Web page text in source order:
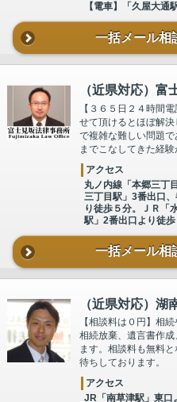
【電車】「久屋大通
一括メール相
（近県対応）富
【３６５日２４時間
せて頂けるとほぼ解
で複雑な難しい問題
までこなしてきた経
アクセス
丸ノ内線「本郷三丁
三丁目駅」3番出口
り徒歩５分。ＪＲ「
駅」2番出口より徒歩
一括メール相
（近県対応）湖
【相談料は０円】相
相続放棄、遺言書作
ます。相談料も無料
待ちしております。
アクセス
JR「南草津駅」東口